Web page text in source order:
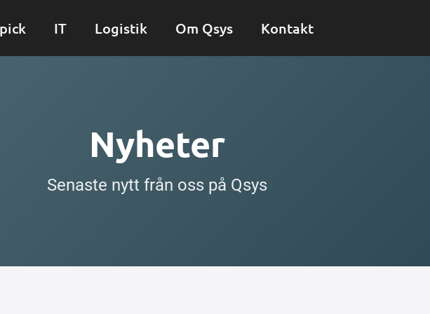
IT Logistik Om Qsys Kontakt
Nyheter
Senaste nytt från oss på Qsys